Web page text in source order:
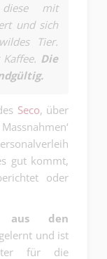
diese mit
und sich
Tier.
Die
Seco, über
gut kommt,
oder
aus den
gelernt und ist
für die